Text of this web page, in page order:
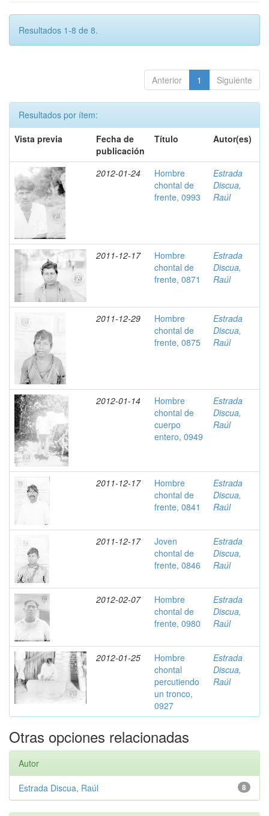
Resultados 1-8 de 8.
Anterior 1 Siguiente
Resultados por ítem:
Vista previa
Fecha de
publicación
Título Autor(es)
2012-01-24
Hombre
chontal de
frente, 0993
Estrada
Discua,
Raúl
2011-12-17
Hombre
chontal de
frente, 0871
Estrada
Discua,
Raúl
2011-12-29
Hombre
chontal de
frente, 0875
Estrada
Discua,
Raúl
2012-01-14
Hombre
chontal de
cuerpo
entero, 0949
Estrada
Discua,
Raúl
2011-12-17
Hombre
chontal de
frente, 0841
Estrada
Discua,
Raúl
2011-12-17
Joven
chontal de
frente, 0846
Estrada
Discua,
Raúl
2012-02-07
Hombre
chontal de
frente, 0980
Estrada
Discua,
Raúl
2012-01-25
Hombre
chontal
percutiendo
un tronco,
0927
Estrada
Discua,
Raúl
Otras opciones relacionadas
Autor
8
Estrada Discua, Raúl